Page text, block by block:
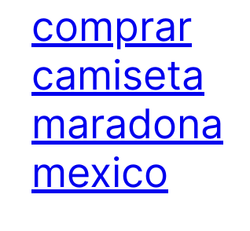
comprar
camiseta
maradona
mexico